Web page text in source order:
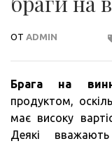
ОТ ADMIN
Брага на
продуктом,
має високу
Деякі